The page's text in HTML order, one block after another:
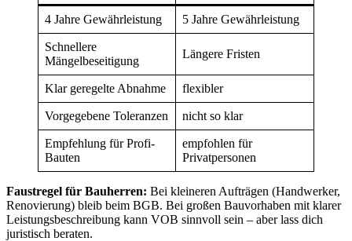
4 Jahre Gewährleistung 5 Jahre Gewährleistung
Schnellere
Mängelbeseitigung
Längere Fristen
Klar geregelte Abnahme flexibler
Vorgegebene Toleranzen nicht so klar
Empfehlung für Profi-
Bauten
empfohlen für
Privatpersonen
Faustregel für Bauherren: Bei kleineren Aufträgen (Handwerker,
Renovierung) bleib beim BGB. Bei großen Bauvorhaben mit klarer
Leistungsbeschreibung kann VOB sinnvoll sein – aber lass dich
juristisch beraten.